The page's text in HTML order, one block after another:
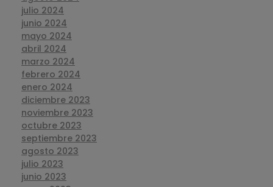
julio 2024
junio 2024
mayo 2024
abril 2024
marzo 2024
febrero 2024
enero 2024
diciembre 2023
noviembre 2023
octubre 2023
septiembre 2023
agosto 2023
julio 2023
junio 2023